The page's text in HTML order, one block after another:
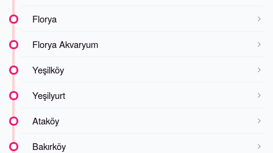
Florya
Florya Akvaryum
Yeşilköy
Yeşilyurt
Ataköy
Bakırköy